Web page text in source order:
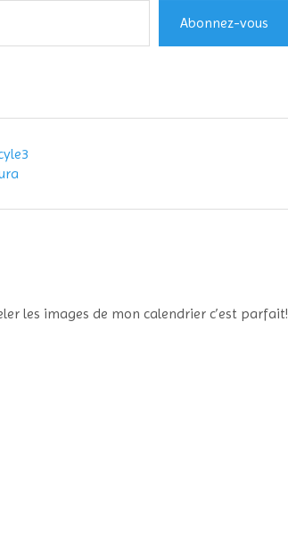
Abonnez-vous
les images de mon calendrier c’est parfait!